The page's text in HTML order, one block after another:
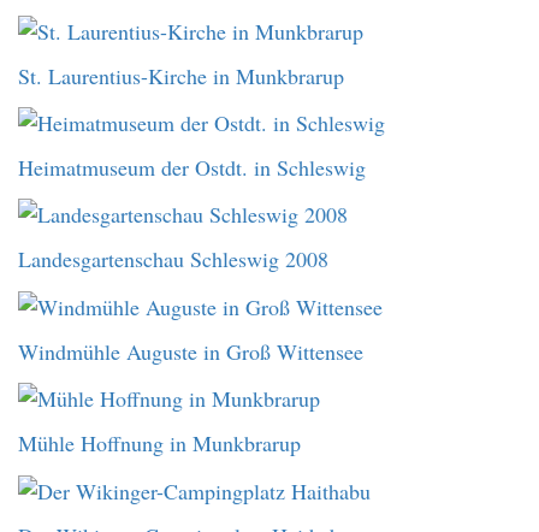
St. Laurentius-Kirche in Munkbrarup
Heimatmuseum der Ostdt. in Schleswig
Landesgartenschau Schleswig 2008
Windmühle Auguste in Groß Wittensee
Mühle Hoffnung in Munkbrarup